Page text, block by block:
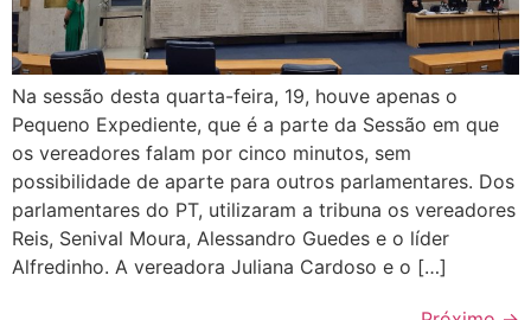
Na sessão desta quarta-feira, 19, houve apenas o
Pequeno Expediente, que é a parte da Sessão em que
os vereadores falam por cinco minutos, sem
possibilidade de aparte para outros parlamentares. Dos
parlamentares do PT, utilizaram a tribuna os vereadores
Reis, Senival Moura, Alessandro Guedes e o líder
Alfredinho. A vereadora Juliana Cardoso e o […]